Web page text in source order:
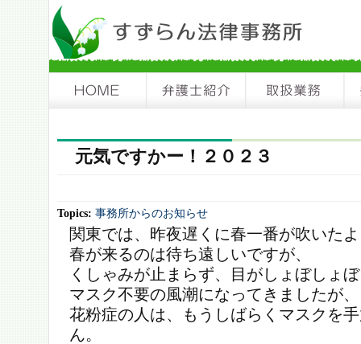
元気ですかー！２０２３
Topics: 事務所からのお知らせ
関東では、昨夜遅くに春一番が吹いた
春が来るのは待ち遠しいですが、
くしゃみが止まらず、目がしょぼしょ
マスク不要の風潮になってきましたが、
花粉症の人は、もうしばらくマスクを
ん。